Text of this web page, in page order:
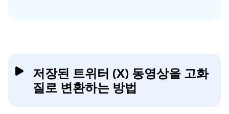
저장된 트위터 (X) 동영상을 고화
질로 변환하는 방법